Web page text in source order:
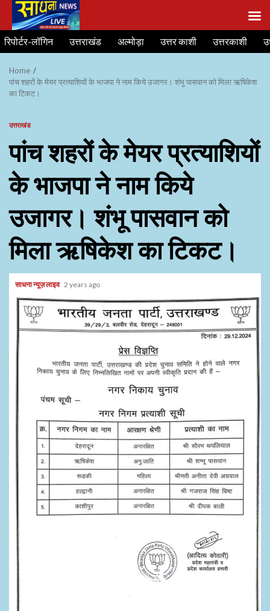
Skip
to
content
रिपोर्टर-लॉगिन उत्तराखंड अल्मोड़ा उत्तर काशी उत्तरकाशी
Home
पांच शहरों के मेयर प्रत्याशियों के भाजपा ने नाम किये उजागर। शंभू पासवान को मिला ऋषिकेश
का टिकट।
उत्तराखंड
पांच शहरों के मेयर प्रत्याशियों
के भाजपा ने नाम किये
उजागर। शंभू पासवान को
मिला ऋषिकेश का टिकट।
साधना न्यूज़ लाइव 2 years ago